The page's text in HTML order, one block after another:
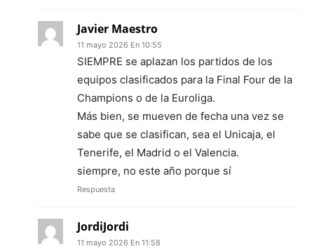
Javier Maestro
11 mayo 2026 En 10:55
SIEMPRE se aplazan los partidos de los
equipos clasificados para la Final Four de la
Champions o de la Euroliga.
Más bien, se mueven de fecha una vez se
sabe que se clasifican, sea el Unicaja, el
Tenerife, el Madrid o el Valencia.
siempre, no este año porque sí
Respuesta
JordiJordi
11 mayo 2026 En 11:58